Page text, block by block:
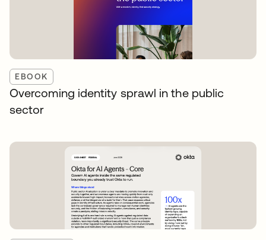
EBOOK
Overcoming identity sprawl in the public
sector